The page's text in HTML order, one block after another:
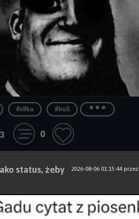
#siłka #boli ...
3 0
2026-08-06 01:15:44przez
status, żeby